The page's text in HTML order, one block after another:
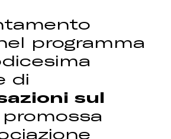
programma
di
sul
promossa